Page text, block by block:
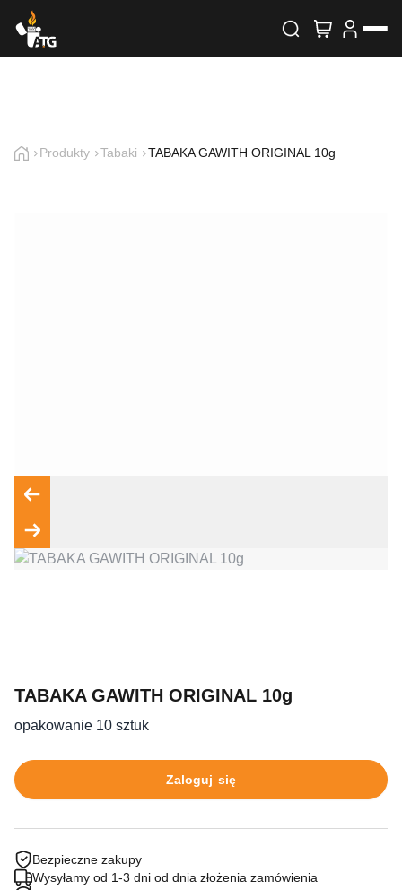
Wyszukiwarka produktów
Imię i nazwisko
przez formularz kontaktowy, tj. przygotowanie dla mnie
Produkty Tabaki TABAKA GAWITH ORIGINAL 10g
TABAKA GAWITH ORIGINAL 10g
opakowanie 10 sztuk
Zaloguj się
Bezpieczne zakupy
Wysyłamy od 1-3 dni od dnia złożenia zamówienia